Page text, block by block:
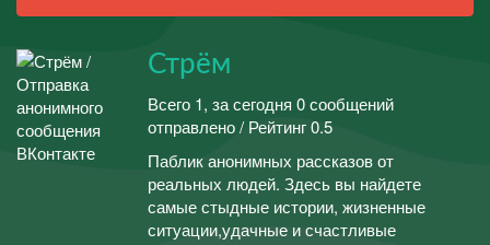
Стрём
Всего 1, за сегодня 0 сообщений
отправлено / Рейтинг 0.5
Паблик анонимных рассказов от
реальных людей. Здесь вы найдете
самые стыдные истории, жизненные
ситуации,удачные и счастливые